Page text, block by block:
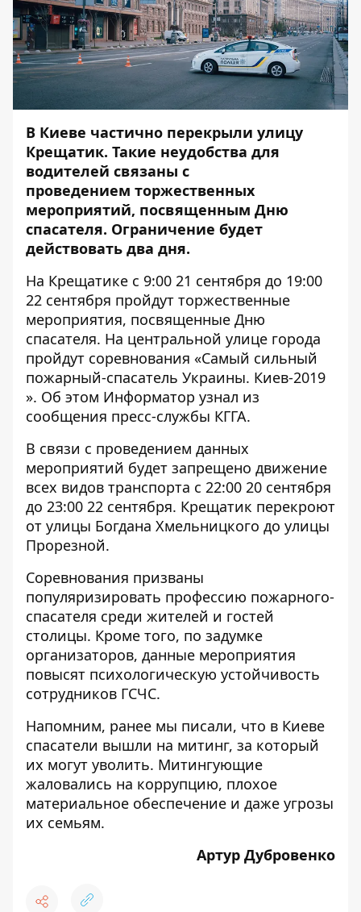
В Киеве частично перекрыли улицу
Крещатик. Такие неудобства для
водителей связаны с
проведением торжественных
мероприятий, посвященным Дню
спасателя. Ограничение будет
действовать два дня.
На Крещатике с 9:00 21 сентября до 19:00
22 сентября пройдут торжественные
мероприятия, посвященные Дню
спасателя. На центральной улице города
пройдут соревнования «Самый сильный
пожарный-спасатель Украины. Киев-2019
». Об этом Информатор узнал из
сообщения пресс-службы КГГА.
В связи с проведением данных
мероприятий будет запрещено движение
всех видов транспорта с 22:00 20 сентября
до 23:00 22 сентября. Крещатик перекроют
от улицы Богдана Хмельницкого до улицы
Прорезной.
Соревнования призваны
популяризировать профессию пожарного-
спасателя среди жителей и гостей
столицы. Кроме того, по задумке
организаторов, данные мероприятия
повысят психологическую устойчивость
сотрудников ГСЧС.
Напомним, ранее мы писали, что в Киеве
спасатели вышли на митинг, за который
их могут уволить. Митингующие
жаловались на коррупцию, плохое
материальное обеспечение и даже угрозы
их семьям.
Артур Дубровенко